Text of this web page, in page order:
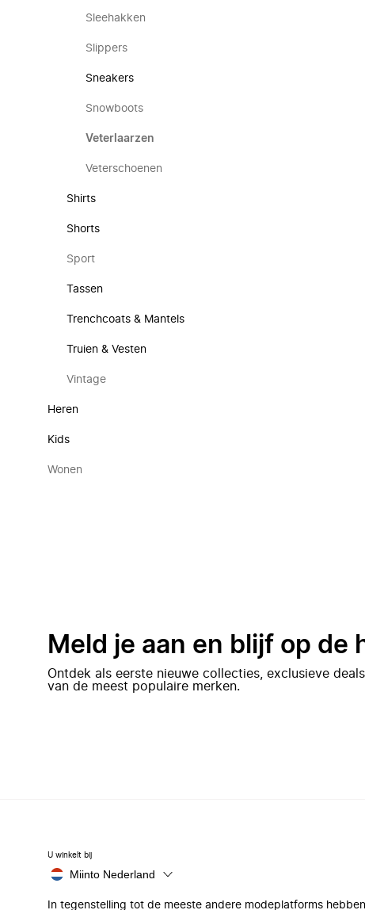
Sleehakken
Slippers
Sneakers
Snowboots
Veterlaarzen
Veterschoenen
Shirts
Shorts
Sport
Tassen
Trenchcoats & Mantels
Truien & Vesten
Vintage
Heren
Kids
Wonen
Meld je aan en blijf op de
Ontdek als eerste nieuwe collecties, exclusieve
van de meest populaire merken.
U winkelt bij
Miinto Nederland
In tegenstelling tot de meeste andere modeplatforms